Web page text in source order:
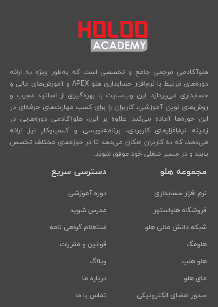
هلوآکادمی مرجعی جامع و تخصصی است که به‌طور ویژه به ارائه
دوره‌های مرتبط با نرم‌افزار حسابداری هلو APEX و آموزش‌های مالی و
حسابداری می‌پردازد. این وب‌سایت با بهره‌گیری از اساتید مجرب و
روش‌های نوین آموزشی، کاربران را برای کسب مهارت‌های حرفه‌ای در
این حوزه‌ها آماده می‌کند. علاوه بر این، هلوآکادمی دوره‌هایی در
زمینه نرم‌افزارهای کاربردی، برنامه‌نویسی و کسب‌وکار نیز ارائه
می‌دهد، که به کاربران امکان می‌دهد تا در حوزه‌های مختلف تخصص
یابند و در مسیر شغلی خود موفق شوند.
مجموعه هلو
نرم افزار حسابداری
فروشگاه هلواستور
شبکه دانش مالی هلو
هلومگ
هلو هلپ
مای هلو
صدور امضای الکترونیکی
دسترسی سریع
دوره آموزشی
مدرس شوید
استعلام گواهی نامه
قوانین و مقررات
وبلاگ
درباره ما
تماس با ما